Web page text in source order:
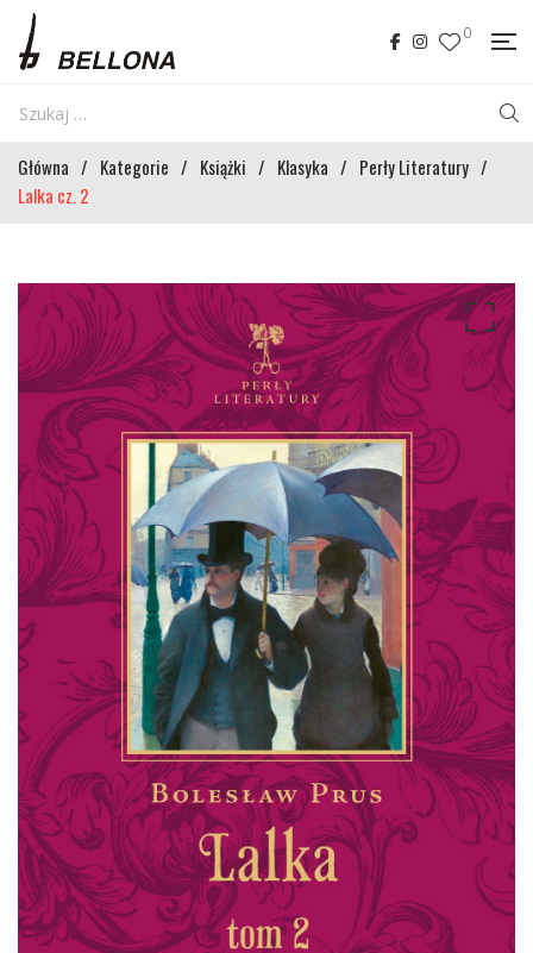
0
Główna / Kategorie / Książki / Klasyka / Perły Literatury /
Lalka cz. 2